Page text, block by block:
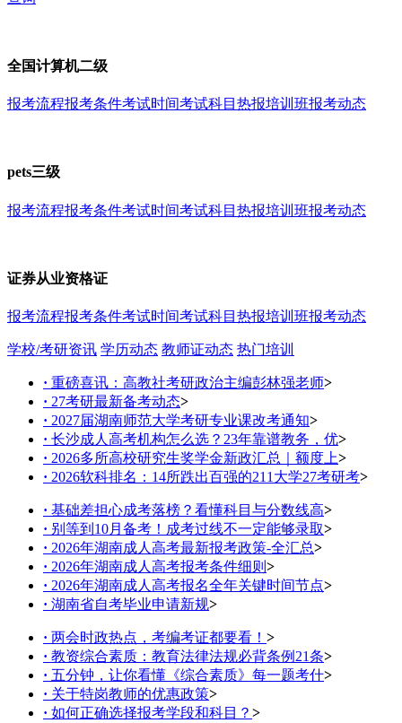
全国计算机二级
报考流程报考条件考试时间考试科目 热报培训班报考动态
pets三级
报考流程报考条件考试时间考试科目 热报培训班报考动态
证券从业资格证
报考流程报考条件考试时间考试科目 热报培训班报考动态
学校/考研资讯 学历动态 教师证动态 热门培训
· 重磅喜讯：高教社考研政治主编彭林强老师>
· 27考研最新备考动态>
· 2027届湖南师范大学考研专业课改考通知>
· 长沙成人高考机构怎么选？23年靠谱教务，优>
· 2026多所高校研究生奖学金新政汇总｜额度上>
· 2026软科排名：14所跌出百强的211大学27考研考>
· 基础差担心成考落榜？看懂科目与分数线高>
· 别等到10月备考！成考过线不一定能够录取>
· 2026年湖南成人高考最新报考政策-全汇总>
· 2026年湖南成人高考报考条件细则 >
· 2026年湖南成人高考报名全年关键时间节点>
· 湖南省自考毕业申请新规>
· 两会时政热点，考编考证都要看！ >
· 教资综合素质：教育法律法规必背条例21条>
· 五分钟，让你看懂《综合素质》每一题考什>
· 关于特岗教师的优惠政策>
· 如何正确选择报考学段和科目？ >